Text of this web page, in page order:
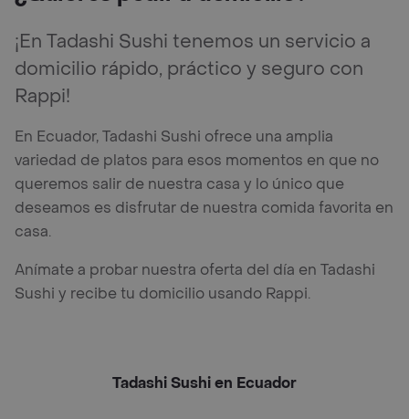
¡En Tadashi Sushi tenemos un servicio a
domicilio rápido, práctico y seguro con
Rappi!
En Ecuador, Tadashi Sushi ofrece una amplia
variedad de platos para esos momentos en que no
queremos salir de nuestra casa y lo único que
deseamos es disfrutar de nuestra comida favorita en
casa.
Anímate a probar nuestra oferta del día en Tadashi
Sushi y recibe tu domicilio usando Rappi.
Tadashi Sushi en Ecuador